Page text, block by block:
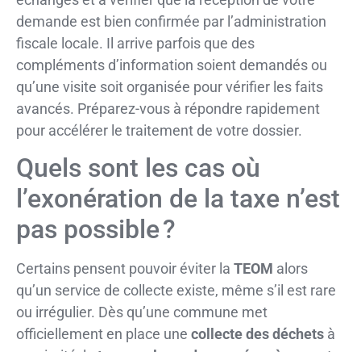
demande est bien confirmée par l’administration
fiscale locale. Il arrive parfois que des
compléments d’information soient demandés ou
qu’une visite soit organisée pour vérifier les faits
avancés. Préparez-vous à répondre rapidement
pour accélérer le traitement de votre dossier.
Quels sont les cas où
l’exonération de la taxe n’est
pas possible ?
Certains pensent pouvoir éviter la TEOM alors
qu’un service de collecte existe, même s’il est rare
ou irrégulier. Dès qu’une commune met
officiellement en place une collecte des déchets à